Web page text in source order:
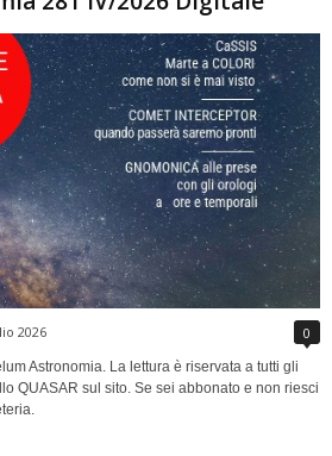
2026 0
Astronomia. La lettura è riservata a tutti gli
QUASAR sul sito. Se sei abbonato e non riesci